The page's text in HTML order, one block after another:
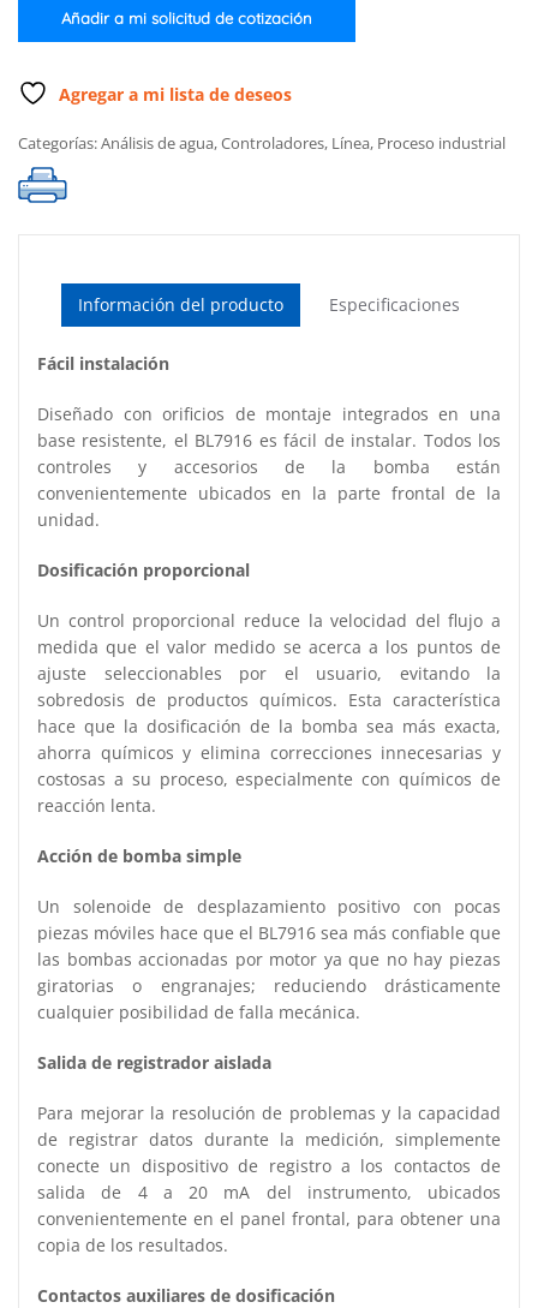
110/115
Volts
Añadir a mi solicitud de cotización
Agregar a mi lista de deseos
Categorías:Análisis de agua,Controladores, Línea, Proceso industrial
Información del producto Especificaciones
Fácil instalación
Diseñado con orificios de montaje integrados en una
base resistente, el BL7916 es fácil de instalar. Todos los
controles y accesorios de la bomba están
convenientemente ubicados en la parte frontal de la
unidad.
Dosificación proporcional
Un control proporcional reduce la velocidad del flujo a
medida que el valor medido se acerca a los puntos de
ajuste seleccionables por el usuario, evitando la
sobredosis de productos químicos. Esta característica
hace que la dosificación de la bomba sea más exacta,
ahorra químicos y elimina correcciones innecesarias y
costosas a su proceso, especialmente con químicos de
reacción lenta.
Acción de bomba simple
Un solenoide de desplazamiento positivo con pocas
piezas móviles hace que el BL7916 sea más confiable que
las bombas accionadas por motor ya que no hay piezas
giratorias o engranajes; reduciendo drásticamente
cualquier posibilidad de falla mecánica.
Salida de registrador aislada
Para mejorar la resolución de problemas y la capacidad
de registrar datos durante la medición, simplemente
conecte un dispositivo de registro a los contactos de
salida de 4 a 20 mA del instrumento, ubicados
convenientemente en el panel frontal, para obtener una
copia de los resultados.
Contactos auxiliares de dosificación